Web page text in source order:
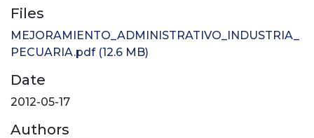
Files
MEJORAMIENTO_ADMINISTRATIVO_INDUSTRIA_
PECUARIA.pdf(12.6 MB)
Date
2012-05-17
Authors